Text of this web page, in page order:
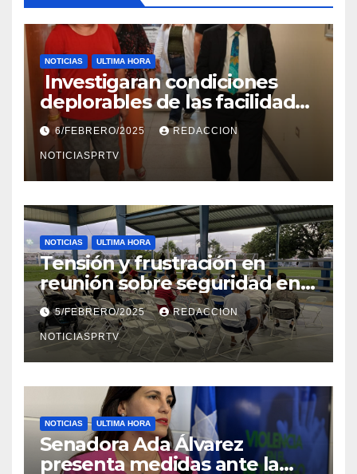
NOTICIAS ULTIMA HORA
Investigaran condiciones
deplorables de las facilidades
el Departamento de la Salud
en Mayagüez
6/FEBRERO/2025 REDACCION
NOTICIASPRTV
NOTICIAS ULTIMA HORA
Tensión y frustración en
reunión sobre seguridad en
Reparto Metropolitano
5/FEBRERO/2025 REDACCION
NOTICIASPRTV
NOTICIAS ULTIMA HORA
Senadora Ada Álvarez
presenta medidas ante la